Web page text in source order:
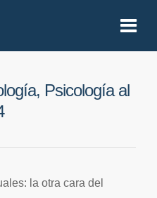
Psicología al
la otra cara del